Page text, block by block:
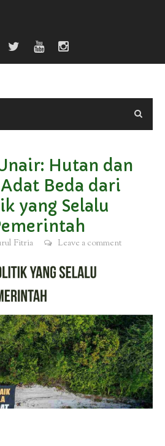
Hutan dan
Beda dari
yang Selalu
Fitria Leave a comment